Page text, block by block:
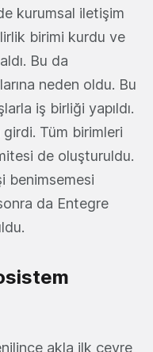
kurumsal iletişim
birimi kurdu ve
Bu da
neden oldu. Bu
iş birliği yapıldı.
Tüm birimleri
de oluşturuldu.
benimsemesi
da Entegre
akla ilk çevre